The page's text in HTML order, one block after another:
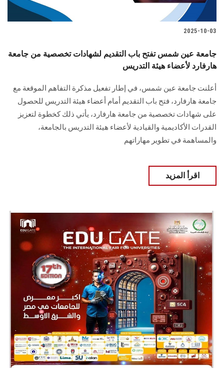
2025-10-03
جامعة عين شمس تفتح باب التقديم لشهادات تخصصية من جامعة
هارفارد لأعضاء هيئة التدريس
أعلنت جامعة عين شمس، في إطار تفعيل مذكرة التفاهم الموقعة مع
جامعة هارفارد، فتح باب التقديم أمام أعضاء هيئة التدريس للحصول
على شهادات تخصصية من جامعة هارفارد، يأتي ذلك كخطوة لتعزيز
القدرات الأكاديمية والقيادية لأعضاء هيئة التدريس بالجامعة،
والمساهمة في تطوير مهاراتهم
اقرأ المزيد